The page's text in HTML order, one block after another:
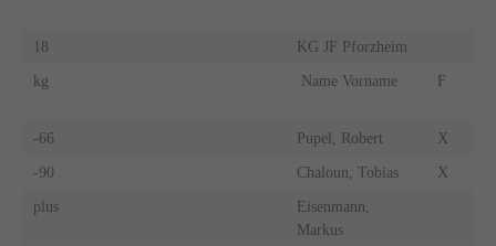
18 KG JF Pforzheim
kg Name Vorname F
-66 Pupel, Robert X
-90 Chaloun, Tobias X
plus
Eisenmann,
Markus